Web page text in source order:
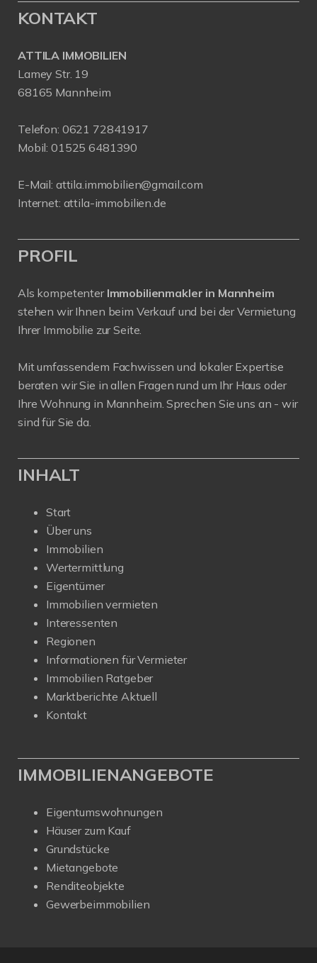
KONTAKT
ATTILA IMMOBILIEN
Lamey Str. 19
68165 Mannheim
Telefon: 0621 72841917
Mobil: 01525 6481390
E-Mail: attila.immobilien@gmail.com
Internet: attila-immobilien.de
PROFIL
Als kompetenter Immobilienmakler in Mannheim
stehen wir Ihnen beim Verkauf und bei der Vermietung
Ihrer Immobilie zur Seite.
Mit umfassendem Fachwissen und lokaler Expertise
beraten wir Sie in allen Fragen rund um Ihr Haus oder
Ihre Wohnung in Mannheim. Sprechen Sie uns an - wir
sind für Sie da.
INHALT
Start
Über uns
Immobilien
Wertermittlung
Eigentümer
Immobilien vermieten
Interessenten
Regionen
Informationen für Vermieter
Immobilien Ratgeber
Marktberichte Aktuell
Kontakt
IMMOBILIENANGEBOTE
Eigentumswohnungen
Häuser zum Kauf
Grundstücke
Mietangebote
Renditeobjekte
Gewerbeimmobilien